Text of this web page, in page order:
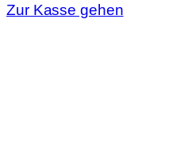
Zur Kasse gehen